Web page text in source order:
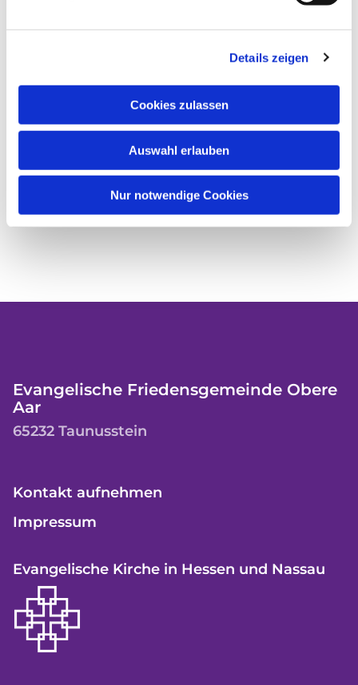
Details zeigen
Cookies zulassen
Auswahl erlauben
Nur notwendige Cookies
Evangelische Friedensgemeinde Obere
Aar
65232 Taunusstein
Kontakt aufnehmen
Impressum
Evangelische Kirche in Hessen und Nassau